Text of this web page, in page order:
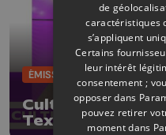
ÉMISSIONS
CultureL avec le
Textes
de
caractéristiques
s’appliquent
Certains
leur intérêt
consentement ;
opposer dans
pouvez retirer
moment dans